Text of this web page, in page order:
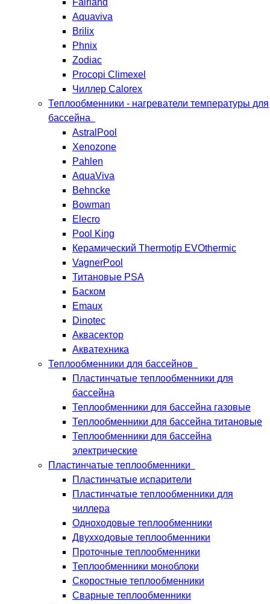
Fairland
Aquaviva
Brilix
Phnix
Zodiac
Procopi Climexel
Чиллер Calorex
Теплообменники - нагреватели температуры для
бассейна
AstralPool
Xenozone
Pahlen
AquaViva
Behncke
Bowman
Elecro
Pool King
Керамический Thermotip EVOthermic
VagnerPool
Титановые PSA
Баском
Emaux
Dinotec
Аквасектор
Акватехника
Теплообменники для бассейнов
Пластинчатые теплообменники для
бассейна
Теплообменники для бассейна газовые
Теплообменники для бассейна титановые
Теплообменники для бассейна
электрические
Пластинчатые теплообменники
Пластинчатые испарители
Пластинчатые теплообменники для
чиллера
Одноходовые теплообменники
Двухходовые теплообменники
Проточные теплообменники
Теплообменники моноблоки
Скоростные теплообменники
Сварные теплообменники